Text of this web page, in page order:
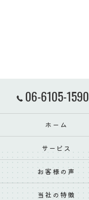
06-6105-1590
ホーム
サービス
お客様の声
当社の特徴